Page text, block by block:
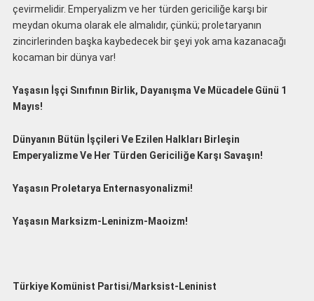
çevirmelidir. Emperyalizm ve her türden gericiliğe karşı bir
meydan okuma olarak ele almalıdır, çünkü; proletaryanın
zincirlerinden başka kaybedecek bir şeyi yok ama kazanacağı
kocaman bir dünya var!
Yaşasın İşçi Sınıfının Birlik, Dayanışma Ve Mücadele Günü 1
Mayıs!
Dünyanın Bütün İşçileri Ve Ezilen Halkları Birleşin
Emperyalizme Ve Her Türden Gericiliğe Karşı Savaşın!
Yaşasın Proletarya Enternasyonalizmi!
Yaşasın Marksizm-Leninizm-Maoizm!
Türkiye Komünist Partisi/Marksist-Leninist